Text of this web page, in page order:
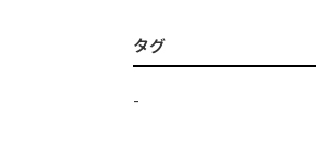
タグ
-